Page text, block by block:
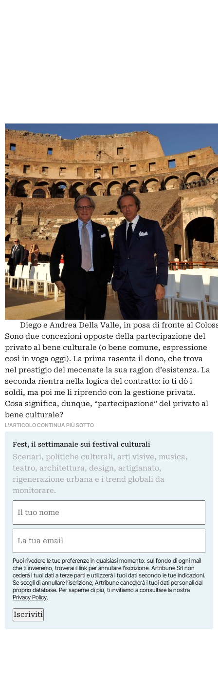
Diego e Andrea Della Valle, in posa di fronte al
Sono due concezioni opposte della partecipazione del
privato al bene culturale (o bene comune, espressione
così in voga oggi). La prima rasenta il dono, che trova
nel prestigio del mecenate la sua ragion d’esistenza. La
seconda rientra nella logica del contratto: io ti dò i
soldi, ma poi me li riprendo con la gestione privata.
Cosa significa, dunque, “partecipazione” del privato al
bene culturale?
L'ARTICOLO CONTINUA PIÙ SOTTO
Fest, il settimanale sui festival culturali
Scenari, politiche culturali, arti visive, musica,
teatro, architettura, design, artigianato,
rigenerazione urbana e i trend globali da
monitorare.
(Required)
First
(Required)
Puoi rivedere le tue preferenze in qualsiasi momento: sul fondo di ogni mail
che ti invieremo, troverai il link per annullare l’iscrizione. Artribune Srl non
cederà i tuoi dati a terze parti e utilizzerà i tuoi dati secondo le tue indicazioni.
Se scegli di annullare l’iscrizione, Artribune cancellerà i tuoi dati personali dal
proprio database. Per saperne di più, ti invitiamo a consultare la nostra
Privacy Policy.
Iscriviti